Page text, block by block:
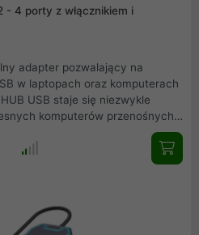
- 4 porty z włącznikiem i
adapter pozwalający na
w laptopach oraz komputerach
USB staje się niezwykle
komputerów przenośnych,
się liczbę dostępnych